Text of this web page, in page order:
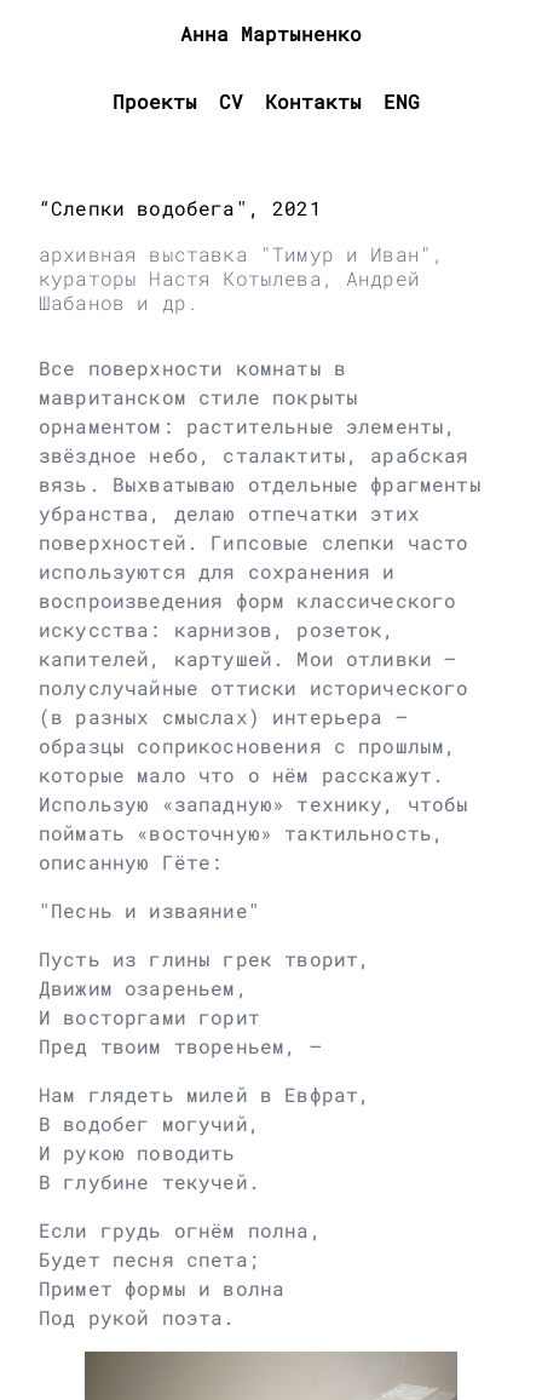
Анна Мартыненко
Проекты CV Контакты ENG
“Слепки водобега", 2021
архивная выставка "Тимур и Иван",
кураторы Настя Котылева, Андрей
Шабанов и др.
Все поверхности комнаты в
мавританском стиле покрыты
орнаментом: растительные элементы,
звёздное небо, сталактиты, арабская
вязь. Выхватываю отдельные фрагменты
убранства, делаю отпечатки этих
поверхностей. Гипсовые слепки часто
используются для сохранения и
воспроизведения форм классического
искусства: карнизов, розеток,
капителей, картушей. Мои отливки –
полуслучайные оттиски исторического
(в разных смыслах) интерьера –
образцы соприкосновения с прошлым,
которые мало что о нём расскажут.
Использую «западную» технику, чтобы
поймать «восточную» тактильность,
описанную Гёте:
"Песнь и изваяние"
Пусть из глины грек творит,
Движим озареньем,
И восторгами горит
Пред твоим твореньем, –
Нам глядеть милей в Евфрат,
В водобег могучий,
И рукою поводить
В глубине текучей.
Если грудь огнём полна,
Будет песня спета;
Примет формы и волна
Под рукой поэта.